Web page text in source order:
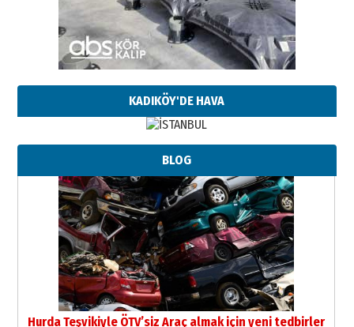
KADIKÖY'DE HAVA
BLOG
Hurda Teşvikiyle ÖTV’siz Araç almak için yeni tedbirler